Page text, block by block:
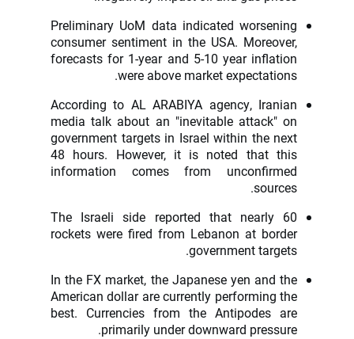
Preliminary UoM data indicated worsening
consumer sentiment in the USA. Moreover,
forecasts for 1-year and 5-10 year inflation
were above market expectations.
According to AL ARABIYA agency, Iranian
media talk about an "inevitable attack" on
government targets in Israel within the next
48 hours. However, it is noted that this
information comes from unconfirmed
sources.
The Israeli side reported that nearly 60
rockets were fired from Lebanon at border
government targets.
In the FX market, the Japanese yen and the
American dollar are currently performing the
best. Currencies from the Antipodes are
primarily under downward pressure.